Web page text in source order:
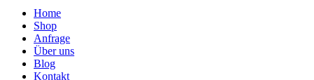
Home
Shop
Anfrage
Über uns
Blog
Kontakt